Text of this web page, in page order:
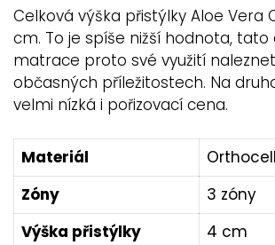
Celková výška přistýlky Aloe Vera
cm. To je spíše nižší hodnota, tato
matrace proto své využití
občasných příležitostech. Na
velmi nízká i pořizovací cena.
Materiál
Orthocell
Zóny
3 zóny
Výška přistýlky
4 cm